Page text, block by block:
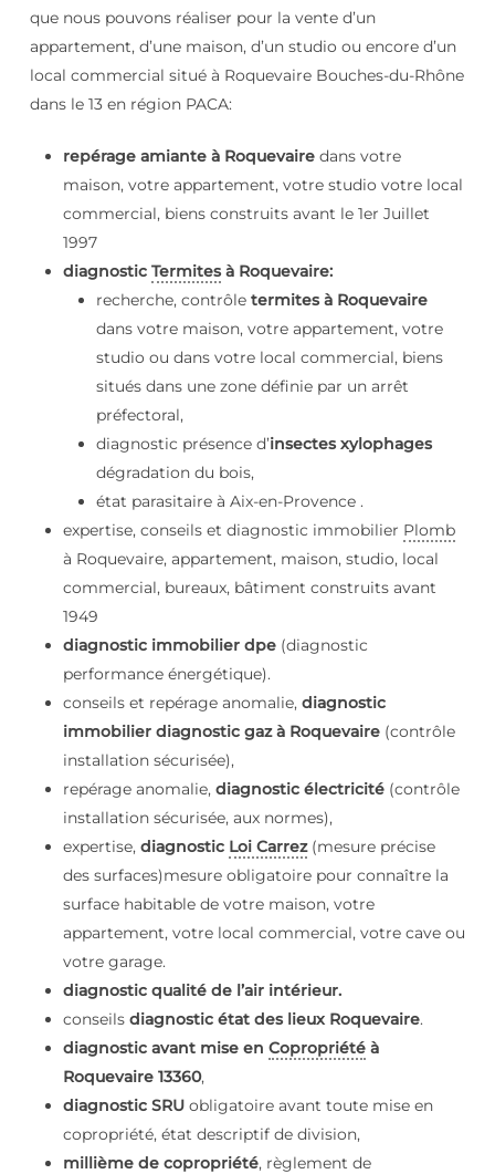
que nous pouvons réaliser pour la vente d’un
appartement, d’une maison, d’un studio ou encore d’un
local commercial situé à Roquevaire Bouches-du-Rhône
dans le 13 en région PACA:
repérage amiante à Roquevaire dans votre
maison, votre appartement, votre studio votre local
commercial, biens construits avant le 1er Juillet
1997
diagnostic Termitesà Roquevaire:
recherche, contrôle termites à Roquevaire
dans votre maison, votre appartement, votre
studio ou dans votre local commercial, biens
situés dans une zone définie par un arrêt
préfectoral,
diagnostic présence d’insectes xylophages
dégradation du bois,
état parasitaire à Aix-en-Provence .
expertise, conseils et diagnostic immobilier Plomb
à Roquevaire, appartement, maison, studio, local
commercial, bureaux, bâtiment construits avant
1949
diagnostic immobilier dpe(diagnostic
performance énergétique).
conseils et repérage anomalie, diagnostic
immobilier diagnostic gaz à Roquevaire (contrôle
installation sécurisée),
repérage anomalie, diagnostic électricité (contrôle
installation sécurisée, aux normes),
expertise, diagnostic Loi Carrez (mesure précise
des surfaces)mesure obligatoire pour connaître la
surface habitable de votre maison, votre
appartement, votre local commercial, votre cave ou
votre garage.
diagnostic qualité de l’air intérieur.
conseils diagnostic état des lieux Roquevaire.
diagnostic avant mise en Copropriétéà
Roquevaire 13360,
diagnostic SRU obligatoire avant toute mise en
copropriété, état descriptif de division,
millième de copropriété, règlement de